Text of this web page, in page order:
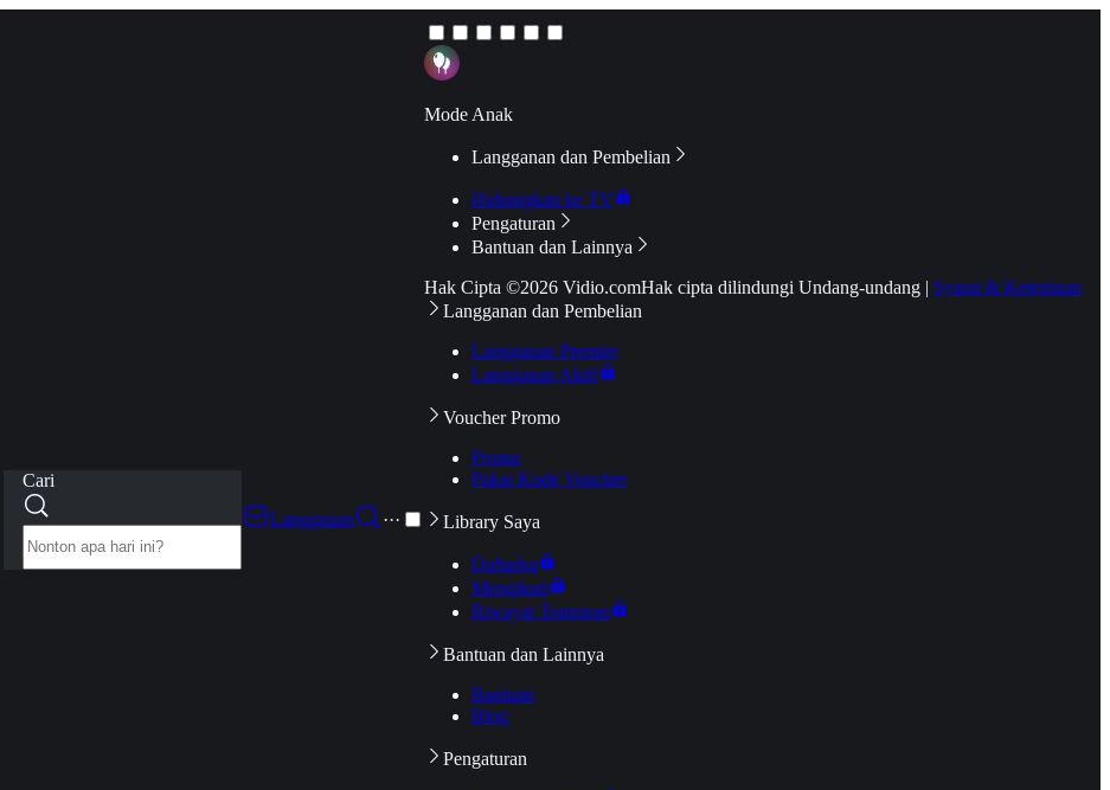
Cari
Langganan
···
Mode Anak
Langganan dan Pembelian
Hubungkan ke TV
Pengaturan
Bantuan dan Lainnya
Hak Cipta ©2026 Vidio.comHak cipta dilindungi Undang-undang | Syarat & Ketentuan
Langganan dan Pembelian
Langganan Premier
Langganan Aktif
Voucher Promo
Promo
Pakai Kode Voucher
Library Saya
Daftarku
Mengikuti
Riwayat Tontonan
Bantuan dan Lainnya
Bantuan
Blog
Pengaturan